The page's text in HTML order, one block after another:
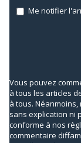
Me notifier
Vous pouvez
à tous les articles
à tous.
sans explication ni
conforme à nos
commentaire